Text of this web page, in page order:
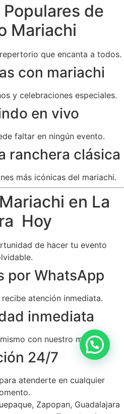
de
Mariachi
que encanta a todos.
con mariachi
y celebraciones especiales.
en vivo
faltar en ningún evento.
ranchera clásica
más icónicas del mariachi.
en La
Hoy
de hacer tu evento
por WhatsApp
atención inmediata.
inmediata
con nuestro mariachi.
24/7
atenderte en cualquier
Zapopan, Guadalajara